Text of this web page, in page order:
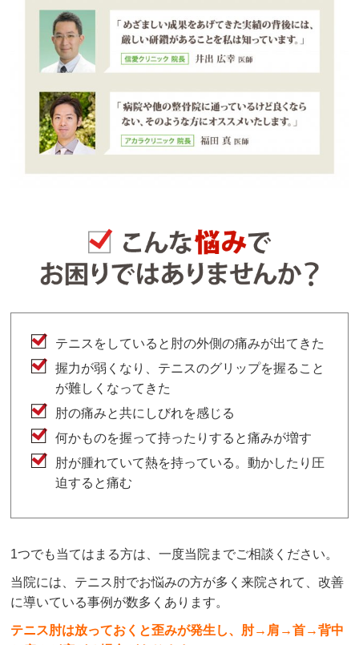
テニスをしていると肘の外側の痛みが出てきた
握力が弱くなり、テニスのグリップを握ること
が難しくなってきた
肘の痛みと共にしびれを感じる
何かものを握って持ったりすると痛みが増す
肘が腫れていて熱を持っている。動かしたり圧
迫すると痛む
1つでも当てはまる方は、一度当院までご相談ください。
当院には、テニス肘でお悩みの方が多く来院されて、改善
に導いている事例が数多くあります。
テニス肘は放っておくと歪みが発生し、肘→肩→首→背中